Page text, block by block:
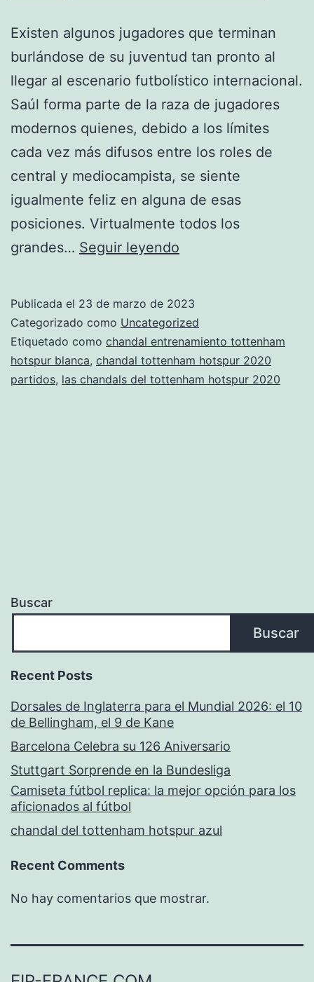
Existen algunos jugadores que terminan
burlándose de su juventud tan pronto al
llegar al escenario futbolístico internacional.
Saúl forma parte de la raza de jugadores
modernos quienes, debido a los límites
cada vez más difusos entre los roles de
central y mediocampista, se siente
igualmente feliz en alguna de esas
posiciones. Virtualmente todos los
grandes… Seguir leyendo
feminina
rosa
Publicada el 23 de marzo de 2023
Categorizado como Uncategorized
Etiquetado como chandal entrenamiento tottenham
hotspur blanca, chandal tottenham hotspur 2020
partidos, las chandals del tottenham hotspur 2020
Buscar
Buscar
Recent Posts
Dorsales de Inglaterra para el Mundial 2026: el 10
de Bellingham, el 9 de Kane
Barcelona Celebra su 126 Aniversario
Stuttgart Sorprende en la Bundesliga
Camiseta fútbol replica: la mejor opción para los
aficionados al fútbol
chandal del tottenham hotspur azul
Recent Comments
No hay comentarios que mostrar.